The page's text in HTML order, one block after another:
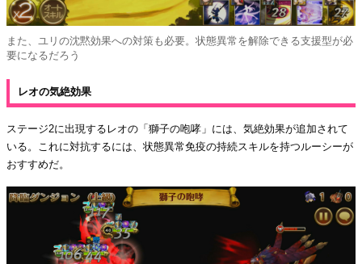
また、ユリの沈黙効果への対策も必要。状態異常を解除できる支援型が必
要になるだろう
レオの気絶効果
ステージ2に出現するレオの「獅子の咆哮」には、気絶効果が追加されて
いる。これに対抗するには、状態異常免疫の持続スキルを持つルーシーが
おすすめだ。